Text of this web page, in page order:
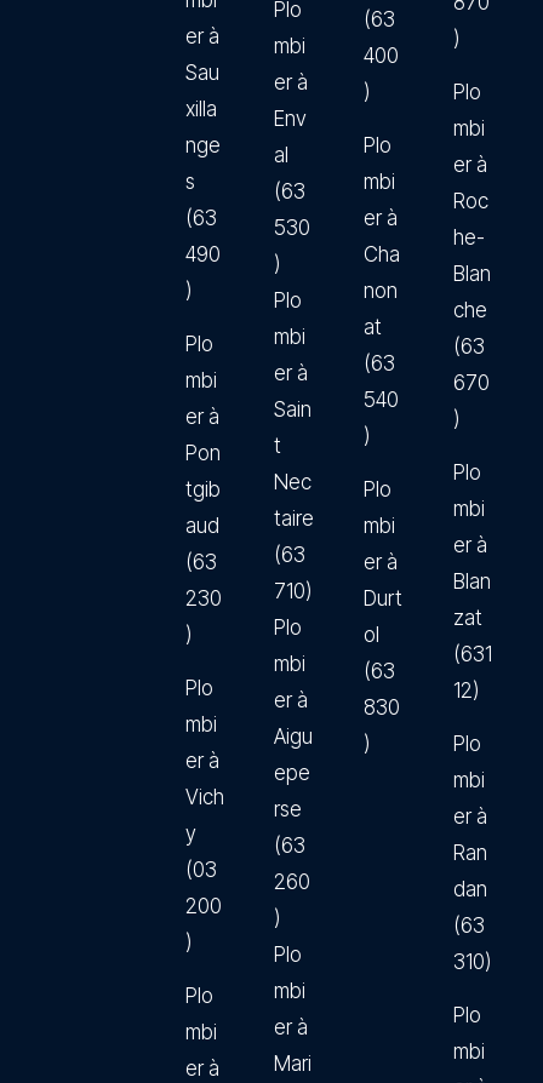
er à
Sau
xilla
nge
s
(63
490
)
Plo
mbi
er à
Pon
tgib
aud
(63
230
)
Plo
mbi
er à
Vich
y
(03
200
)
Plo
mbi
er à
Plo
mbi
er à
Env
al
(63
530
)
Plo
mbi
er à
Sain
t
Nec
taire
(63
710)
Plo
mbi
er à
Aigu
epe
rse
(63
260
)
Plo
mbi
er à
Mari
(63
400
)
Plo
mbi
er à
Cha
non
at
(63
540
)
Plo
mbi
er à
Durt
ol
(63
830
)
)
Plo
mbi
er à
Roc
he-
Blan
che
(63
670
)
Plo
mbi
er à
Blan
zat
(631
12)
Plo
mbi
er à
Ran
dan
(63
310)
Plo
mbi